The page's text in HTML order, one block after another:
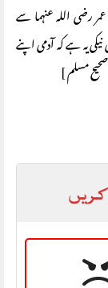
رضی اللہ عنہما سے
یہ ہے کہ آدمی اپنے
مسلم ]
کریں